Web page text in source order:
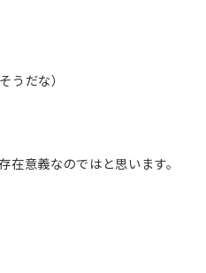
だな）
意義なのではと思います。